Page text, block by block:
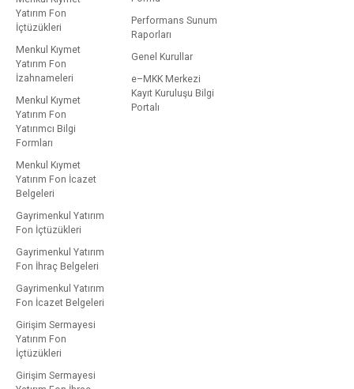
Yatırım Fon
İçtüzükleri
Menkul Kıymet
Yatırım Fon
İzahnameleri
Menkul Kıymet
Yatırım Fon
Yatırımcı Bilgi
Formları
Menkul Kıymet
Yatırım Fon İcazet
Belgeleri
Gayrimenkul Yatırım
Fon İçtüzükleri
Gayrimenkul Yatırım
Fon İhraç Belgeleri
Gayrimenkul Yatırım
Fon İcazet Belgeleri
Girişim Sermayesi
Yatırım Fon
İçtüzükleri
Girişim Sermayesi
Performans Sunum
Raporları
Genel Kurullar
e–MKK Merkezi
Kayıt Kuruluşu Bilgi
Portalı